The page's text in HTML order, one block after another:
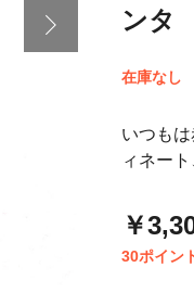
ンタ
在庫なし
いつも
ィネー
￥
30ポイン